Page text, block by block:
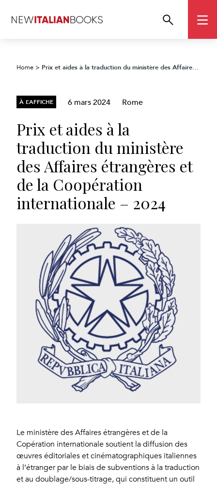
Home > Prix et aides à la traduction du ministère des Affaires étrangères et de la Coopération internationale – 2024
À L’AFFICHE 6 mars 2024 Rome
Prix et aides à la
traduction du ministère
des Affaires étrangères et
de la Coopération
internationale – 2024
Le ministère des Affaires étrangères et de la
Copération internationale soutient la diffusion des
œuvres éditoriales et cinématographiques italiennes
à l’étranger par le biais de subventions à la traduction
et au doublage/sous-titrage, qui constituent un outil